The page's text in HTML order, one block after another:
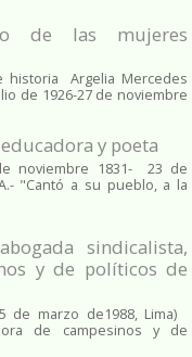
de las mujeres
historia Argelia Mercedes
de 1926-27 de noviembre
y poeta
noviembre 1831- 23 de
"Cantó a su pueblo, a la
sindicalista,
y de políticos de
de marzo de1988, Lima)
de campesinos y de